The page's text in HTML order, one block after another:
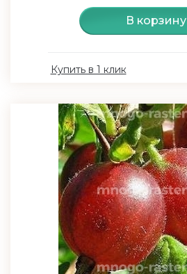
В корзину
Купить в 1 клик